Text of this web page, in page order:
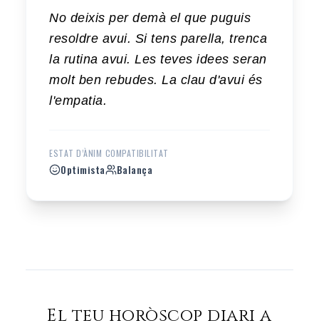
No deixis per demà el que puguis
resoldre avui. Si tens parella, trenca
la rutina avui. Les teves idees seran
molt ben rebudes. La clau d'avui és
l'empatia.
ESTAT D’ÀNIM
Optimista
COMPATIBILITAT
Balança
El teu horòscop diari a